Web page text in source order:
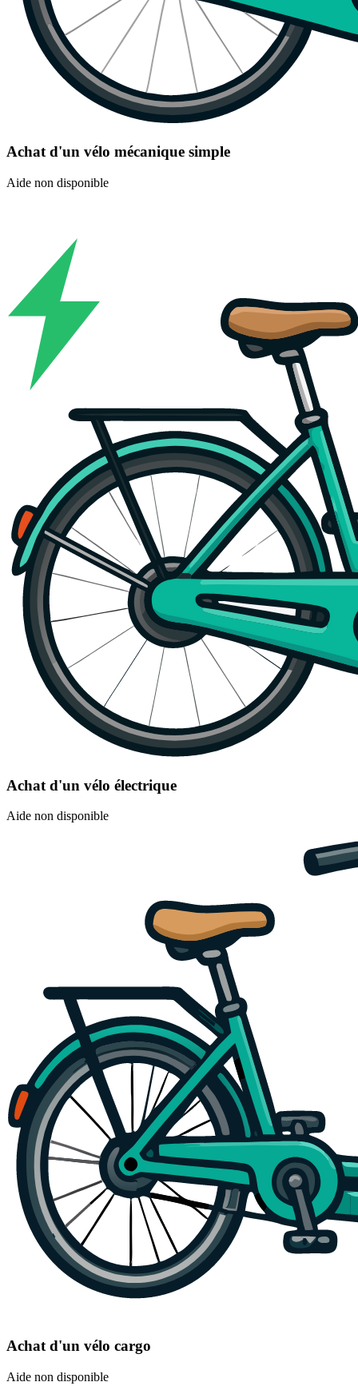
Achat d'un vélo mécanique simple
Aide non disponible
Achat d'un vélo électrique
Aide non disponible
Achat d'un vélo cargo
Aide non disponible